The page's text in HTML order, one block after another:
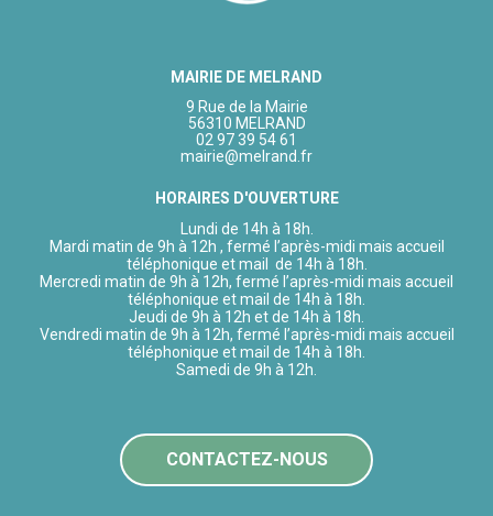
MAIRIE DE MELRAND
9 Rue de la Mairie
56310 MELRAND
02 97 39 54 61
mairie@melrand.fr
HORAIRES D'OUVERTURE
Lundi de 14h à 18h.
Mardi matin de 9h à 12h , fermé l’après-midi mais accueil
téléphonique et mail de 14h à 18h.
Mercredi matin de 9h à 12h, fermé l’après-midi mais accueil
téléphonique et mail de 14h à 18h.
Jeudi de 9h à 12h et de 14h à 18h.
Vendredi matin de 9h à 12h, fermé l’après-midi mais accueil
téléphonique et mail de 14h à 18h.
Samedi de 9h à 12h.
CONTACTEZ-NOUS